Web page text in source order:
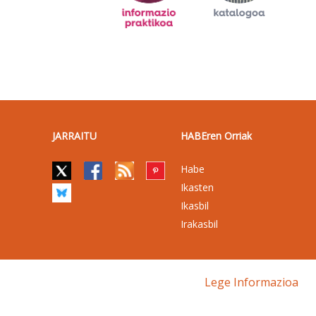
JARRAITU HABEren Orriak
Habe
Ikasten
Ikasbil
Irakasbil
Lege Informazioa